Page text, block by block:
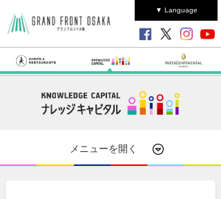
▼ Language
メニューを開く